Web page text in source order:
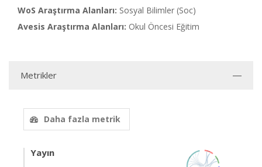
WoS Araştırma Alanları: Sosyal Bilimler (Soc)
Avesis Araştırma Alanları: Okul Öncesi Eğitim
Metrikler
Daha fazla metrik
Yayın